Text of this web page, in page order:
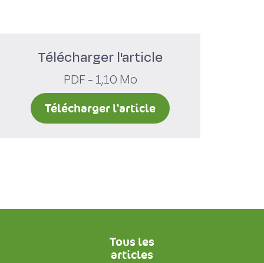
Télécharger l'article
PDF - 1,10 Mo
Télécharger l'article
Tous les
articles